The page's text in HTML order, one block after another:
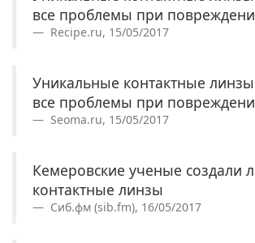
все проблемы при
Recipe.ru, 15/05/2017
Уникальные контактные
все проблемы при
Seoma.ru, 15/05/2017
Кемеровские ученые создали
контактные линзы
Сиб.фм (sib.fm), 16/05/2017